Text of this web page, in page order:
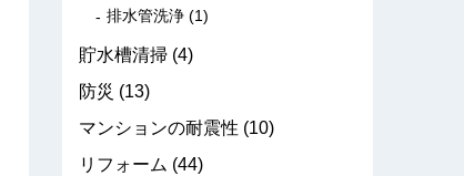
排水管洗浄 (1)
貯水槽清掃 (4)
防災 (13)
マンションの耐震性 (10)
リフォーム (44)